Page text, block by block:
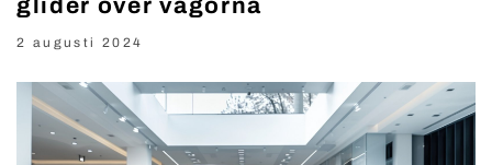
glider över vågorna
2 augusti 2024